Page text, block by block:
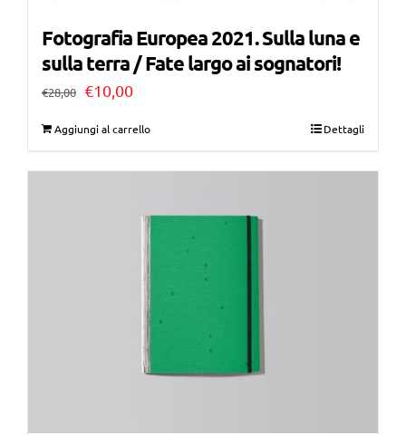
Fotografia Europea 2021. Sulla luna e
sulla terra / Fate largo ai sognatori!
€28,00 Il
era:
€10,00Il
è:
Aggiungi al carrello Dettagli